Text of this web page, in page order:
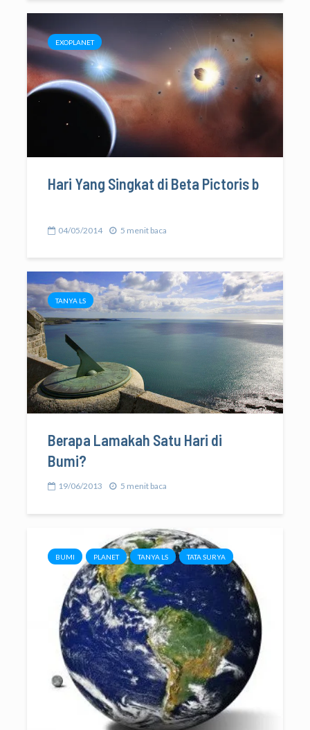
EXOPLANET
Hari Yang Singkat di Beta Pictoris b
04/05/2014 5 menit baca
TANYA LS
Berapa Lamakah Satu Hari di
Bumi?
19/06/2013 5 menit baca
BUMI PLANET TANYA LS TATA SURYA